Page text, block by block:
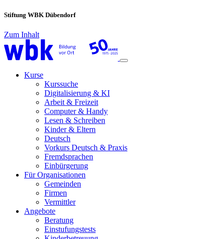
Stiftung WBK Dübendorf
Zum Inhalt
Main
Navigation
Kurse
Kurssuche
Digitalisierung & KI
Arbeit & Freizeit
Computer & Handy
Lesen & Schreiben
Kinder & Eltern
Deutsch
Vorkurs Deutsch & Praxis
Fremdsprachen
Einbürgerung
Für Organisationen
Gemeinden
Firmen
Vermittler
Angebote
Beratung
Einstufungstests